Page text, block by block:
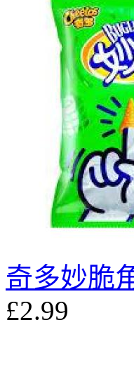
奇多妙脆
£2.99